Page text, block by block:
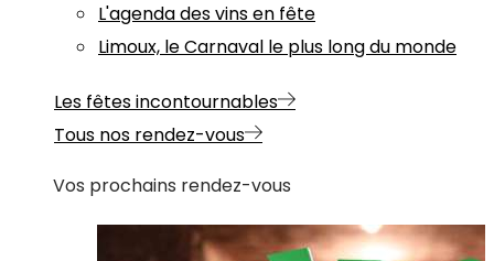
L'agenda des vins en fête
Limoux, le Carnaval le plus long du monde
Les fêtes incontournables
Tous nos rendez-vous
Vos prochains rendez-vous